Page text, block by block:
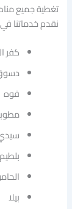
تغطية جميع
نقدم خدماتنا
كفر
فوه
بلطيم
بيلا